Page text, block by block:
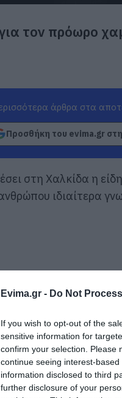
Evima.gr - Do Not
If you wish to opt-out of the
sensitive information for
confirm your selection. Please
continue seeing interest-
information disclosed to third
further disclosure of your
τον πρόωρο
άρθρα στα
Προσθήκη του evima.gr
στη Χαλκίδα η
ιδιαίτερα